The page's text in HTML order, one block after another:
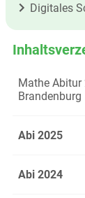
Digitales
Mathe Abitur
Brandenburg
Abi 2025
Abi 2024